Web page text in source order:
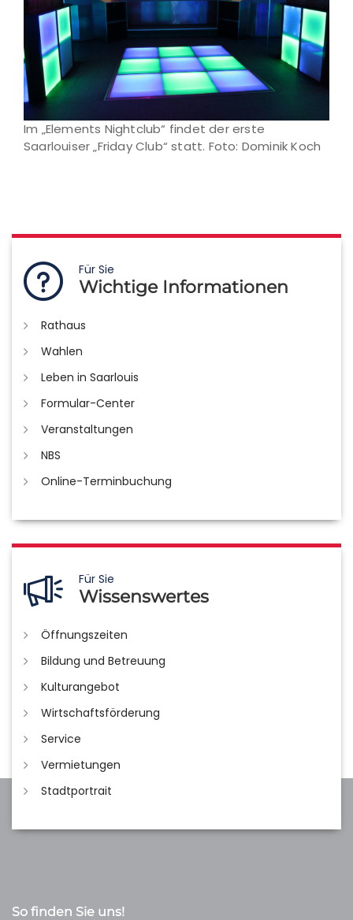
Im „Elements Nightclub“ findet der erste
Saarlouiser „Friday Club“ statt. Foto: Dominik Koch
Für Sie
Wichtige Informationen
Rathaus
Wahlen
Leben in Saarlouis
Formular-Center
Veranstaltungen
NBS
Online-Terminbuchung
Für Sie
Wissenswertes
Öffnungszeiten
Bildung und Betreuung
Kulturangebot
Wirtschaftsförderung
Service
Vermietungen
Stadtportrait
So finden Sie uns!